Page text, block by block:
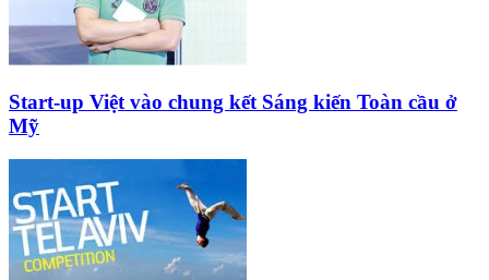
Start-up Việt vào chung kết Sáng kiến Toàn cầu ở
Mỹ